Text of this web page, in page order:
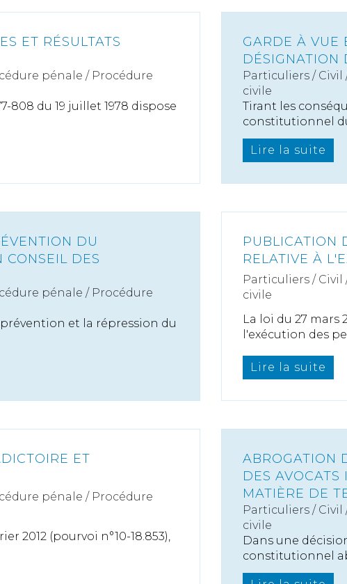
ET RÉSULTATS
pénale / Procédure
808 du 19 juillet 1978 dispose
GARDE À VUE
DÉSIGNATION
Particuliers / Civil
civile
Tirant les
constitutionnel du
Lire la suite
DU
CONSEIL DES
pénale / Procédure
et la répression du
PUBLICATION
RELATIVE À
Particuliers / Civil
civile
La loi du 27 mars
l'exécution des
Lire la suite
ET
pénale / Procédure
2012 (pourvoi n°10-18.853),
ABROGATION
DES
MATIÈRE DE
Particuliers / Civil
civile
Dans une
constitutionnel